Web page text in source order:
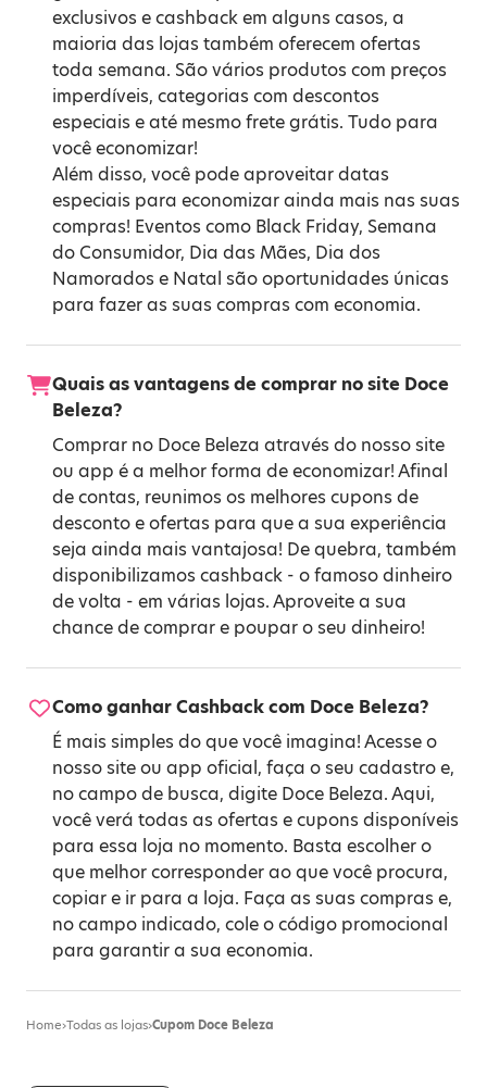
exclusivos e cashback em alguns casos, a
maioria das lojas também oferecem ofertas
toda semana. São vários produtos com preços
imperdíveis, categorias com descontos
especiais e até mesmo frete grátis. Tudo para
você economizar!
Além disso, você pode aproveitar datas
especiais para economizar ainda mais nas suas
compras! Eventos como Black Friday, Semana
do Consumidor, Dia das Mães, Dia dos
Namorados e Natal são oportunidades únicas
para fazer as suas compras com economia.
Quais as vantagens de comprar no site Doce
Beleza?
Comprar no Doce Beleza através do nosso site
ou app é a melhor forma de economizar! Afinal
de contas, reunimos os melhores cupons de
desconto e ofertas para que a sua experiência
seja ainda mais vantajosa! De quebra, também
disponibilizamos cashback - o famoso dinheiro
de volta - em várias lojas. Aproveite a sua
chance de comprar e poupar o seu dinheiro!
Como ganhar Cashback com Doce Beleza?
É mais simples do que você imagina! Acesse o
nosso site ou app oficial, faça o seu cadastro e,
no campo de busca, digite Doce Beleza. Aqui,
você verá todas as ofertas e cupons disponíveis
para essa loja no momento. Basta escolher o
que melhor corresponder ao que você procura,
copiar e ir para a loja. Faça as suas compras e,
no campo indicado, cole o código promocional
para garantir a sua economia.
Home›Todas as lojas›Cupom Doce Beleza